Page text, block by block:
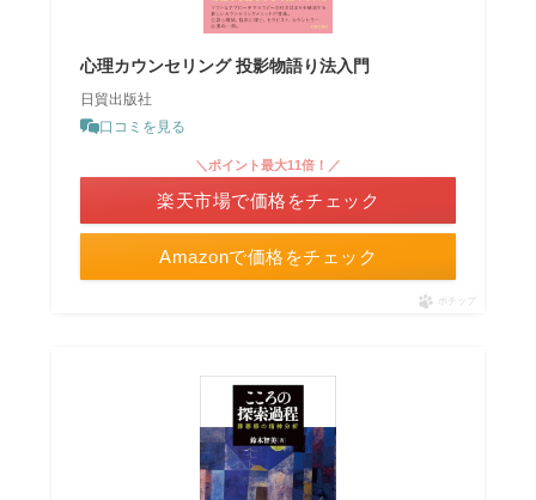
心理カウンセリング 投影物語り法入門
日貿出版社
口コミを見る
Amazonで価格をチェック
＼ポイント最大11倍！／
楽天市場で価格をチェック
ポチップ